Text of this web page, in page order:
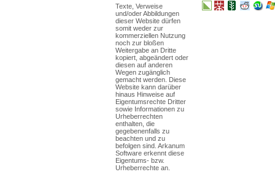
Texte, Verweise
und/oder Abbildungen
dieser Website dürfen
somit weder zur
kommerziellen Nutzung
noch zur bloßen
Weitergabe an Dritte
kopiert, abgeändert oder
diesen auf anderen
Wegen zugänglich
gemacht werden. Diese
Website kann darüber
hinaus Hinweise auf
Eigentumsrechte Dritter
sowie Informationen zu
Urheberrechten
enthalten, die
gegebenenfalls zu
beachten und zu
befolgen sind. Arkanum
Software erkennt diese
Eigentums- bzw.
Urheberrechte an.